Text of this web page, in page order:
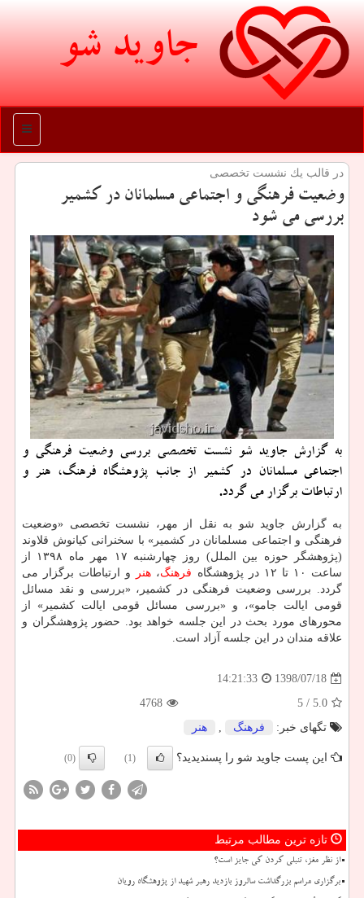
جاوید شو
منو
در قالب یك نشست تخصصی
وضعیت فرهنگی و اجتماعی مسلمانان در كشمیر
بررسی می شود
به گزارش جاوید شو نشست تخصصی بررسی وضعیت فرهنگی و
اجتماعی مسلمانان در كشمیر از جانب پژوهشگاه فرهنگ، هنر و
ارتباطات برگزار می گردد.
به گزارش جاوید شو به نقل از مهر، نشست تخصصی «وضعیت
فرهنگی و اجتماعی مسلمانان در كشمیر» با سخنرانی كیانوش قلاوند
(پژوهشگر حوزه بین الملل) روز چهارشنبه ۱۷ مهر ماه ۱۳۹۸ از
ساعت ۱۰ تا ۱۲ در پژوهشگاه
فرهنگ، هنر
و ارتباطات برگزار می
گردد. بررسی وضعیت فرهنگی در كشمیر، «بررسی و نقد مسائل
قومی ایالت جامو»، و «بررسی مسائل قومی ایالت كشمیر» از
محورهای مورد بحث در این جلسه خواهد بود. حضور پژوهشگران و
علاقه مندان در این جلسه آزاد است.
1398/07/18
14:21:33
5.0
/ 5
4768
تگهای خبر:
فرهنگ , هنر
این پست جاوید شو را پسندیدید؟ (1)
(0)
تازه ترین مطالب مرتبط
از نظر مغز، تنبلی کردن کی جایز است؟
برگزاری مراسم بزرگداشت سالروز بازدید رهبر شهید از پژوهشگاه رویان